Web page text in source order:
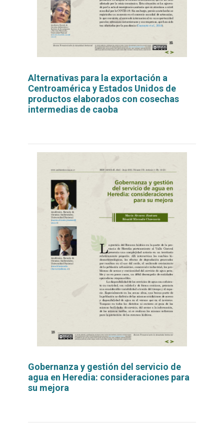
Alternativas para la exportación a
Centroamérica y Estados Unidos de
productos elaborados con cosechas
intermedias de caoba
Gobernanza y gestión del servicio de
agua en Heredia: consideraciones para
su mejora